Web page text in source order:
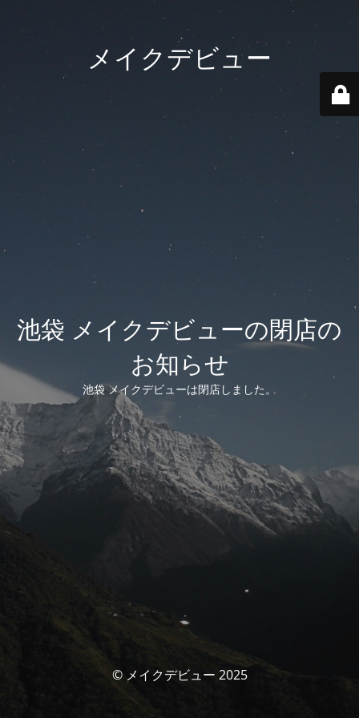
メイクデビュー
池袋 メイクデビューの閉店の
お知らせ
池袋 メイクデビューは閉店しました。
© メイクデビュー 2025